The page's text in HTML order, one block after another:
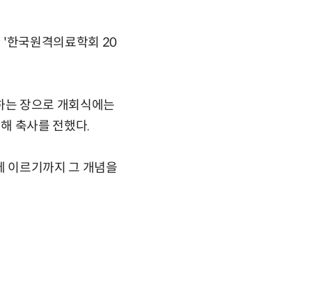
'한국원격의료학회 20
는 장으로 개회식에는
축사를 전했다.
이르기까지 그 개념을